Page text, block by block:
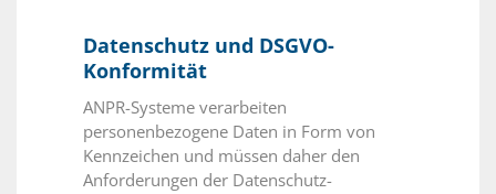
Datenschutz und DSGVO-
Konformität
ANPR-Systeme verarbeiten
personenbezogene Daten in Form von
Kennzeichen und müssen daher den
Anforderungen der Datenschutz-